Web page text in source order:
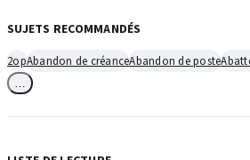
SUJETS RECOMMANDÉS
2opAbandon de créanceAbandon de poste